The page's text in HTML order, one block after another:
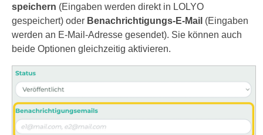
speichern (Eingaben werden direkt in LOLYO
gespeichert) oder Benachrichtigungs-E-Mail (Eingaben
werden an E-Mail-Adresse gesendet). Sie können auch
beide Optionen gleichzeitig aktivieren.